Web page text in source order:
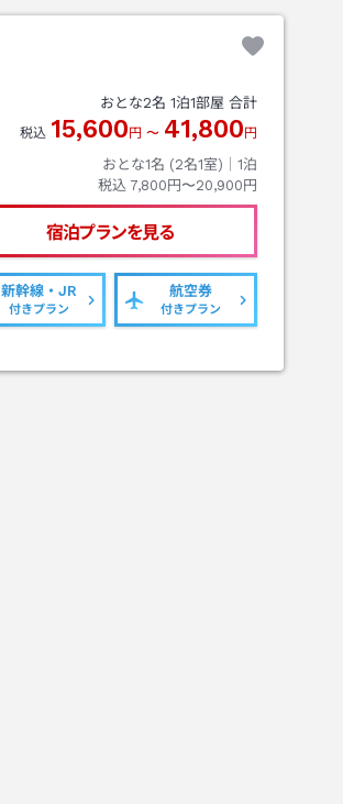
おとな2名 1泊1部屋 合計
税込 15,600 円 〜 41,800 円
おとな1名 (2名1室)｜ 1泊
税込 7,800円〜20,900円
宿泊プランを見る
新幹線・JR
付きプラン
航空券
付きプラン